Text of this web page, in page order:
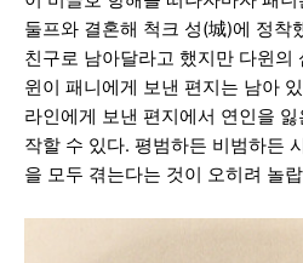
둘프와 결혼해 척크 성(城)에 정착
친구로 남아달라고 했지만 다윈의
윈이 패니에게 보낸 편지는 남아
라인에게 보낸 편지에서 연인을
작할 수 있다. 평범하든 비범하든
을 모두 겪는다는 것이 오히려 놀